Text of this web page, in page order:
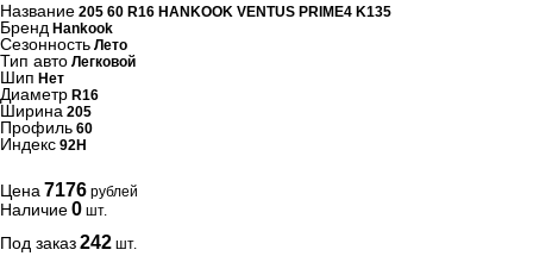
Название 205 60 R16 HANKOOK VENTUS PRIME4 K135
Бренд Hankook
Сезонность Лето
Тип авто Легковой
Шип Нет
Диаметр R16
Ширина 205
Профиль 60
Индекс 92H
Цена 7176 рублей
Наличие0 шт.
Под заказ242 шт.